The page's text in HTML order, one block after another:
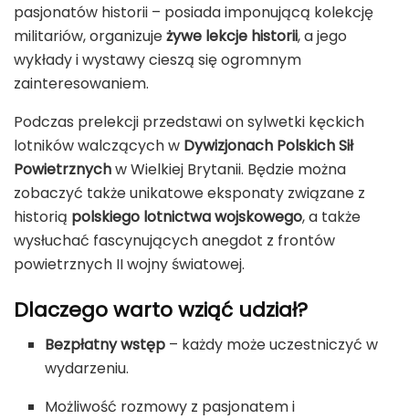
pasjonatów historii – posiada imponującą kolekcję
militariów, organizujeżywe lekcje historii, a jego
wykłady i wystawy cieszą się ogromnym
zainteresowaniem.
Podczas prelekcji przedstawi on sylwetki kęckich
lotników walczących w Dywizjonach Polskich Sił
Powietrznychw Wielkiej Brytanii. Będzie można
zobaczyć także unikatowe eksponaty związane z
historią polskiego lotnictwa wojskowego, a także
wysłuchać fascynujących anegdot z frontów
powietrznych II wojny światowej.
Dlaczego warto wziąć udział?
Bezpłatny wstęp – każdy może uczestniczyć w
wydarzeniu.
Możliwość rozmowy z pasjonatem i